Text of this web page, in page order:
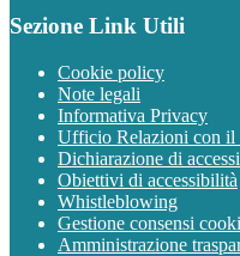
Sezione Link Utili
Cookie policy
Note legali
Informativa Privacy
Ufficio Relazioni con il
Dichiarazione di
Obiettivi di accessibilità
Whistleblowing
Gestione consensi
Amministrazione